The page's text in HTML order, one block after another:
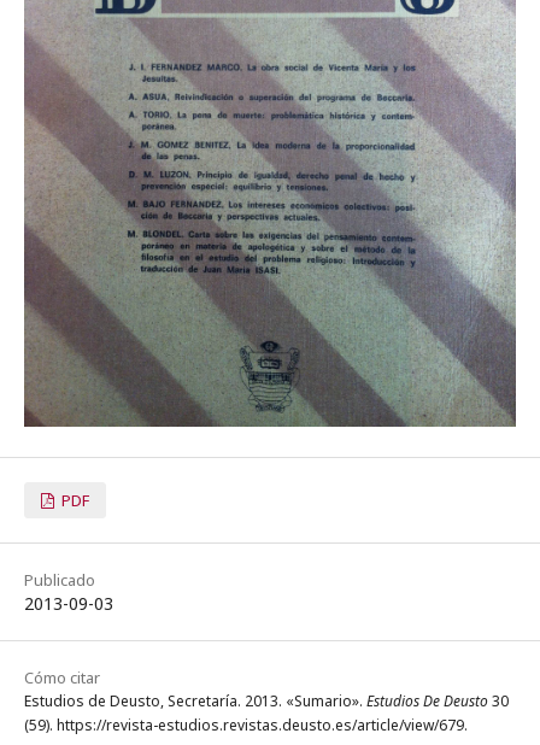
PDF
Publicado
2013-09-03
Cómo citar
Estudios de Deusto, Secretaría. 2013. «Sumario». Estudios De Deusto30
(59). https://revista-estudios.revistas.deusto.es/article/view/679.